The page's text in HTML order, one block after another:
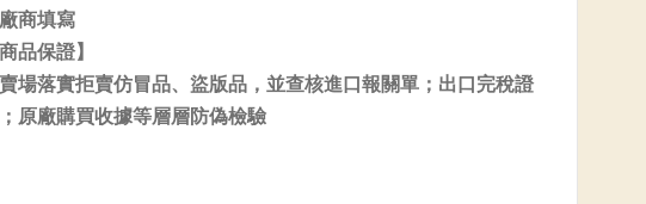
商填寫
品保證】
場落實拒賣仿冒品、盜版品，並查核進口報關單；出口完稅證
原廠購買收據等層層防偽檢驗